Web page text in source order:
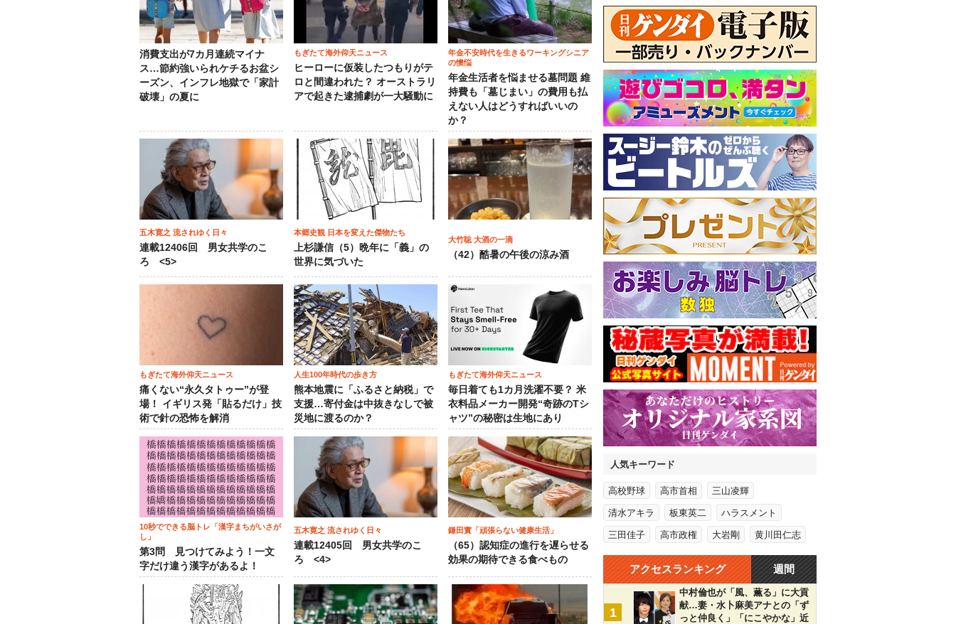
消費支出が7カ月連続マイナ
ス…節約強いられケチるお盆シ
ーズン、インフレ地獄で「家計
破壊」の夏に
もぎたて海外仰天ニュース
ヒーローに仮装したつもりがテ
ロと間違われた？ オーストラリ
アで起きた逮捕劇が一大騒動に
年金不安時代を生きるワーキングシニア
の懊悩
年金生活者を悩ませる墓問題 維
持費も「墓じまい」の費用も払
えない人はどうすればいいの
か？
五木寛之 流されゆく日々
連載12406回 男女共学のこ
ろ <5>
本郷史観 日本を変えた傑物たち
上杉謙信（5）晩年に「義」の
世界に気づいた
大竹聡 大酒の一滴
（42）酷暑の午後の涼み酒
もぎたて海外仰天ニュース
痛くない“永久タトゥー”が登
場！ イギリス発「貼るだけ」技
術で針の恐怖を解消
人生100年時代の歩き方
熊本地震に「ふるさと納税」で
支援…寄付金は中抜きなしで被
災地に渡るのか？
もぎたて海外仰天ニュース
毎日着ても1カ月洗濯不要？ 米
衣料品メーカー開発“奇跡のTシ
ャツ”の秘密は生地にあり
10秒でできる脳トレ「漢字まちがいさが
し」
第3問 見つけてみよう！一文
字だけ違う漢字があるよ！
五木寛之 流されゆく日々
連載12405回 男女共学のこ
ろ <4>
鎌田實「頑張らない健康生活」
（65）認知症の進行を遅らせる
効果の期待できる食べもの
人気キーワード
高校野球 高市首相 三山凌輝
清水アキラ 板東英二 ハラスメント
三田佳子 高市政権 大岩剛 黄川田仁志
アクセスランキング 週間
1
中村倫也が「風、薫る」に大貢
献…妻・水卜麻美アナとの「ず
っと仲良く」「にこやかな」近